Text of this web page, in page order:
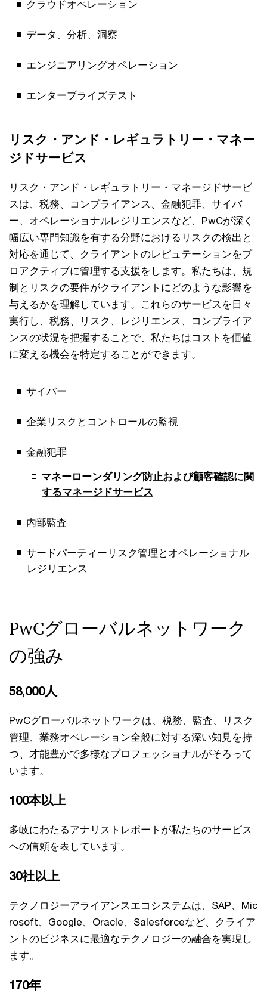
クラウドオペレーション
データ、分析、洞察
エンジニアリングオペレーション
エンタープライズテスト
リスク・アンド・レギュラトリー・マネー
ジドサービス
リスク・アンド・レギュラトリー・マネージドサービ
スは、税務、コンプライアンス、金融犯罪、サイバ
ー、オペレーショナルレジリエンスなど、PwCが深く
幅広い専門知識を有する分野におけるリスクの検出と
対応を通じて、クライアントのレピュテーションをプ
ロアクティブに管理する支援をします。私たちは、規
制とリスクの要件がクライアントにどのような影響を
与えるかを理解しています。これらのサービスを日々
実行し、税務、リスク、レジリエンス、コンプライア
ンスの状況を把握することで、私たちはコストを価値
に変える機会を特定することができます。
サイバー
企業リスクとコントロールの監視
金融犯罪
マネーローンダリング防止および顧客確認に関
するマネージドサービス
内部監査
サードパーティーリスク管理とオペレーショナル
レジリエンス
PwCグローバルネットワーク
の強み
58,000人
PwCグローバルネットワークは、税務、監査、リスク
管理、業務オペレーション全般に対する深い知見を持
つ、才能豊かで多様なプロフェッショナルがそろって
います。
100本以上
多岐にわたるアナリストレポートが私たちのサービス
への信頼を表しています。
30社以上
テクノロジーアライアンスエコシステムは、SAP、Mic
rosoft、Google、Oracle、Salesforceなど、クライア
ントのビジネスに最適なテクノロジーの融合を実現し
ます。
170年